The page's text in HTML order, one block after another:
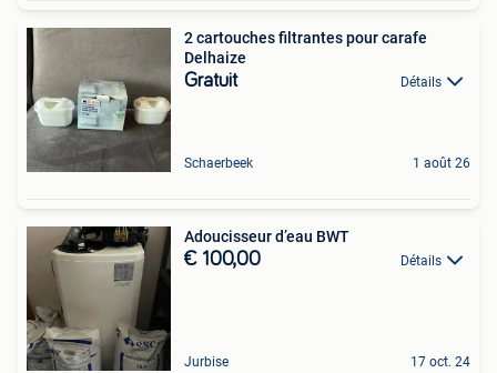
2 cartouches filtrantes pour carafe
Delhaize
Gratuit Détails
Schaerbeek 1 août 26
Adoucisseur d’eau BWT
€ 100,00 Détails
Jurbise 17 oct. 24